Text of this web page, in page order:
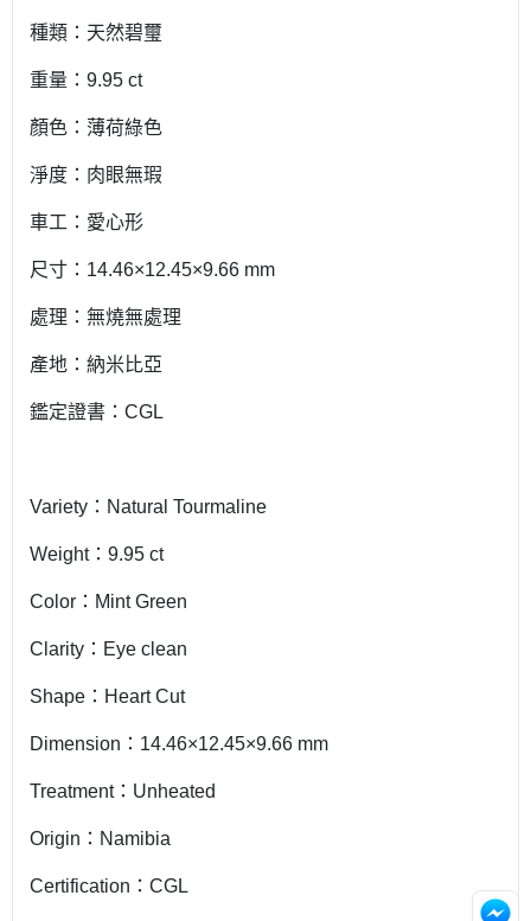
種類：天然碧璽
重量：9.95 ct
顏色：薄荷綠色
淨度：肉眼無瑕
車工：愛心形
尺寸：14.46×12.45×9.66 mm
處理：無燒無處理
產地：納米比亞
鑑定證書：CGL
Variety：Natural Tourmaline
Weight：9.95 ct
Color：Mint Green
Clarity：Eye clean
Shape：Heart Cut
Dimension：14.46×12.45×9.66 mm
Treatment：Unheated
Origin：Namibia
Certification：CGL